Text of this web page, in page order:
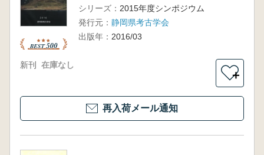
シリーズ： 2015年度シンポジウム
発行元： 静岡県考古学会
出版年： 2016/03
新刊 在庫なし
＋
再入荷メール通知